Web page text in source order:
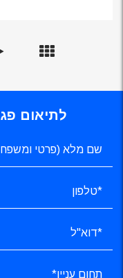
לתיאום